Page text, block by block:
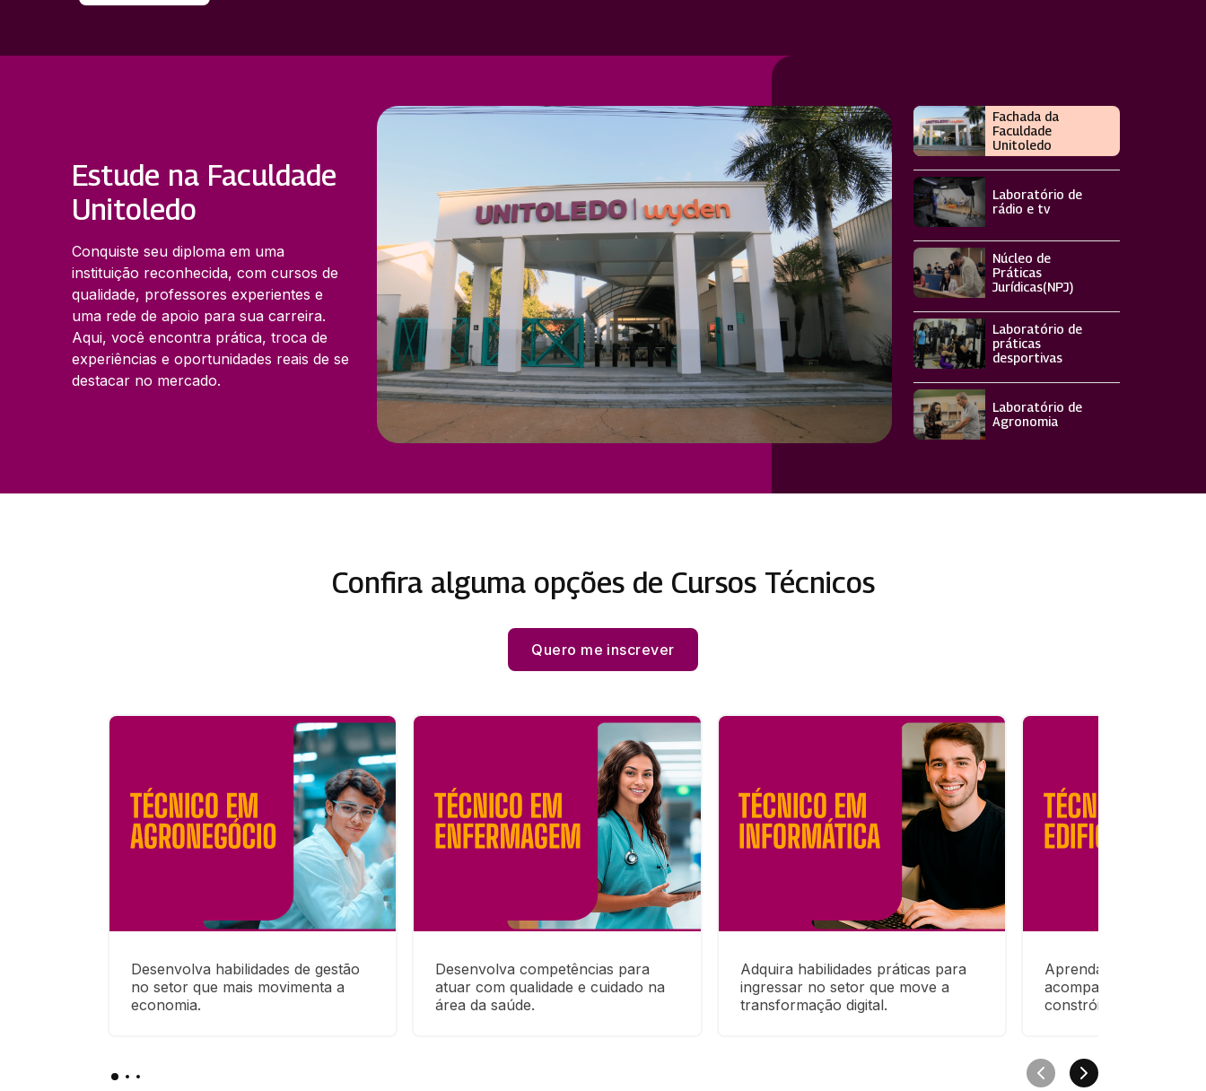
Estude na Faculdade
Unitoledo
Conquiste seu diploma em uma
instituição reconhecida, com cursos de
qualidade, professores experientes e
uma rede de apoio para sua carreira.
Aqui, você encontra prática, troca de
experiências e oportunidades reais de se
destacar no mercado.
Fachada da
Faculdade
Unitoledo
Laboratório de
rádio e tv
Núcleo de
Práticas
Jurídicas(NPJ)
Laboratório de
práticas
desportivas
Laboratório de
Agronomia
Confira alguma opções de Cursos Técnicos
Quero me inscrever
Desenvolva habilidades de gestão
no setor que mais movimenta a
economia.
Desenvolva competências para
atuar com qualidade e cuidado na
área da saúde.
Adquira habilidades práticas para
ingressar no setor que move a
transformação digital.
Aprenda a planejar,
acompanhar obras no
constrói o futuro.